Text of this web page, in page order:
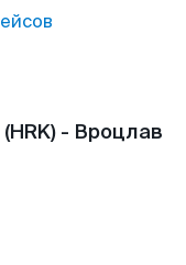
- Вроцлав